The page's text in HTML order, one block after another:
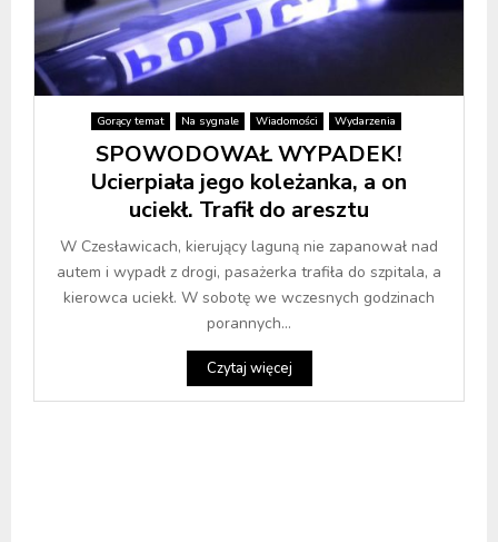
Gorący temat Na sygnale Wiadomości Wydarzenia
SPOWODOWAŁ WYPADEK!
Ucierpiała jego koleżanka, a on
uciekł. Trafił do aresztu
W Czesławicach, kierujący laguną nie zapanował nad
autem i wypadł z drogi, pasażerka trafiła do szpitala, a
kierowca uciekł. W sobotę we wczesnych godzinach
porannych...
Czytaj więcej